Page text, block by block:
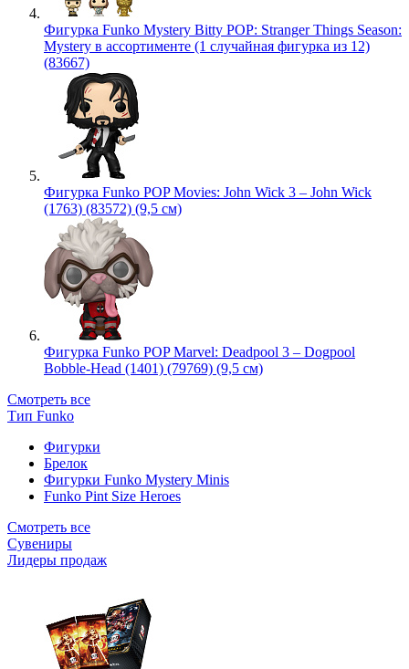
Фигурка Funko Mystery Bitty POP: Stranger Things Season:
Mystery в ассортименте (1 случайная фигурка из 12)
(83667)
Фигурка Funko POP Movies: John Wick 3 – John Wick
(1763) (83572) (9,5 см)
Фигурка Funko POP Marvel: Deadpool 3 – Dogpool
Bobble-Head (1401) (79769) (9,5 см)
Смотреть все
Тип Funko
Фигурки
Брелок
Фигурки Funko Mystery Minis
Funko Pint Size Heroes
Смотреть все
Сувениры
Лидеры продаж